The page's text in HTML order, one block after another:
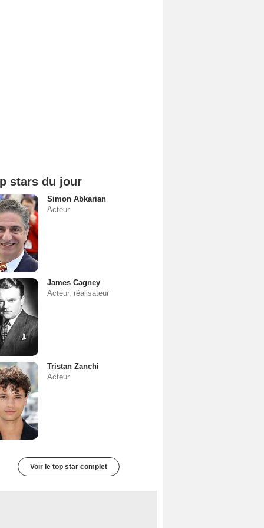
stars du jour
Simon Abkarian
Acteur
James Cagney
Acteur, réalisateur
Tristan Zanchi
Acteur
Voir le top star complet